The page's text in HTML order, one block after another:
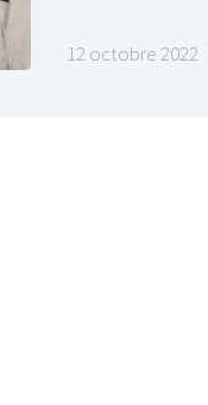
12 octobre 2022